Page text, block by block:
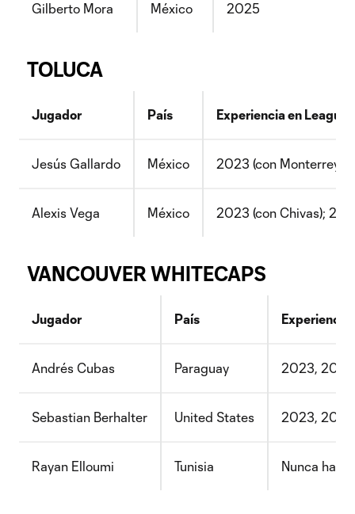
Gilberto Mora México 2025
TOLUCA
Jugador País Experiencia en
Jesús Gallardo México 2023 (con Monterrey);
Alexis Vega México 2023 (con Chivas);
VANCOUVER WHITECAPS
Jugador País Experiencia
Andrés Cubas Paraguay 2023, 2024
Sebastian Berhalter United States 2023, 2024
Rayan Elloumi Tunisia Nunca ha